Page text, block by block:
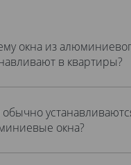
окна из
в квартиры?
обычно
окна?